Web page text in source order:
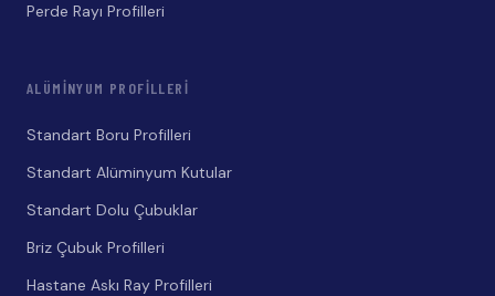
Perde Rayı Profilleri
ALÜMINYUM PROFILLERI
Standart Boru Profilleri
Standart Alüminyum Kutular
Standart Dolu Çubuklar
Briz Çubuk Profilleri
Hastane Askı Ray Profilleri